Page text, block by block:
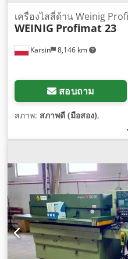
Karsin 8,146 km
เครื่องไสสี่ด้าน Weinig
WEINIG Profimat 23
สอบถาม
สภาพ: สภาพดี (มือสอง),